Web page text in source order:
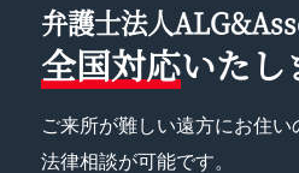
弁護士法人
全国対応いたし
ご来所が難しい遠方にお住
法律相談が可能です。